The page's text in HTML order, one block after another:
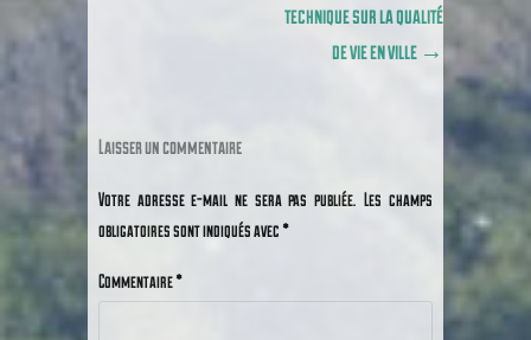
technique sur la qualité
de vie en ville →
Laisser un commentaire
Votre adresse e-mail ne sera pas publiée. Les champs
obligatoires sont indiqués avec *
Commentaire*